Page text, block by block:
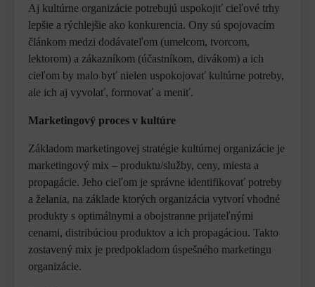
Aj kultúrne organizácie potrebujú uspokojiť cieľové trhy
lepšie a rýchlejšie ako konkurencia. Ony sú spojovacím
článkom medzi dodávateľom (umelcom, tvorcom,
lektorom) a zákazníkom (účastníkom, divákom) a ich
cieľom by malo byť nielen uspokojovať kultúrne potreby,
ale ich aj vyvolať, formovať a meniť.
Marketingový proces v kultúre
Základom marketingovej stratégie kultúrnej organizácie je
marketingový mix – produktu/služby, ceny, miesta a
propagácie. Jeho cieľom je správne identifikovať potreby
a želania, na základe ktorých organizácia vytvorí vhodné
produkty s optimálnymi a obojstranne prijateľnými
cenami, distribúciou produktov a ich propagáciou. Takto
zostavený mix je predpokladom úspešného marketingu
organizácie.